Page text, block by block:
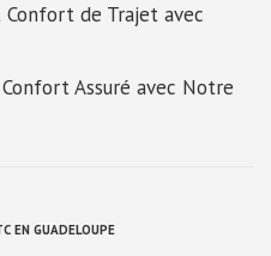
de Trajet avec
Assuré avec Notre
EN GUADELOUPE